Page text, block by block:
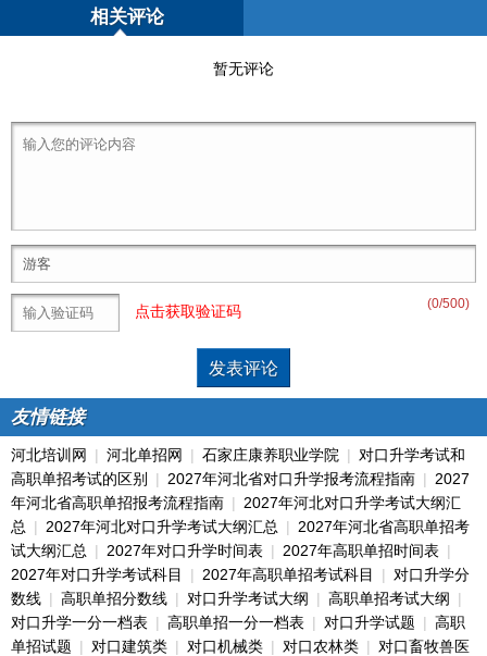
相关评论
暂无评论
(0/500)
点击获取验证码
友情链接
河北培训网 | 河北单招网 | 石家庄康养职业学院 | 对口升学考试和
高职单招考试的区别
| 2027年河北省对口升学报考流程指南 | 2027
年河北省高职单招报考流程指南 | 2027年河北对口升学考试大纲汇
总 | 2027年河北对口升学考试大纲汇总 | 2027年河北省高职单招考
试大纲汇总 | 2027年对口升学时间表 | 2027年高职单招时间表 |
2027年对口升学考试科目
| 2027年高职单招考试科目 | 对口升学分
数线 | 高职单招分数线 | 对口升学考试大纲 | 高职单招考试大纲 |
对口升学一分一档表 | 高职单招一分一档表 | 对口升学试题 | 高职
单招试题 | 对口建筑类 | 对口机械类 | 对口农林类 | 对口畜牧兽医